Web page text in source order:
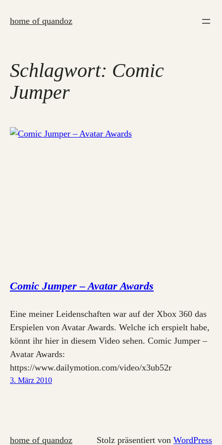
Inhalthome of quandoz
Schlagwort: Comic
Jumper
Comic Jumper – Avatar Awards
Eine meiner Leidenschaften war auf der Xbox 360 das
Erspielen von Avatar Awards. Welche ich erspielt habe,
könnt ihr hier in diesem Video sehen. Comic Jumper –
Avatar Awards:
https://www.dailymotion.com/video/x3ub52r
3. März 2010
home of quandoz Stolz präsentiert von WordPress